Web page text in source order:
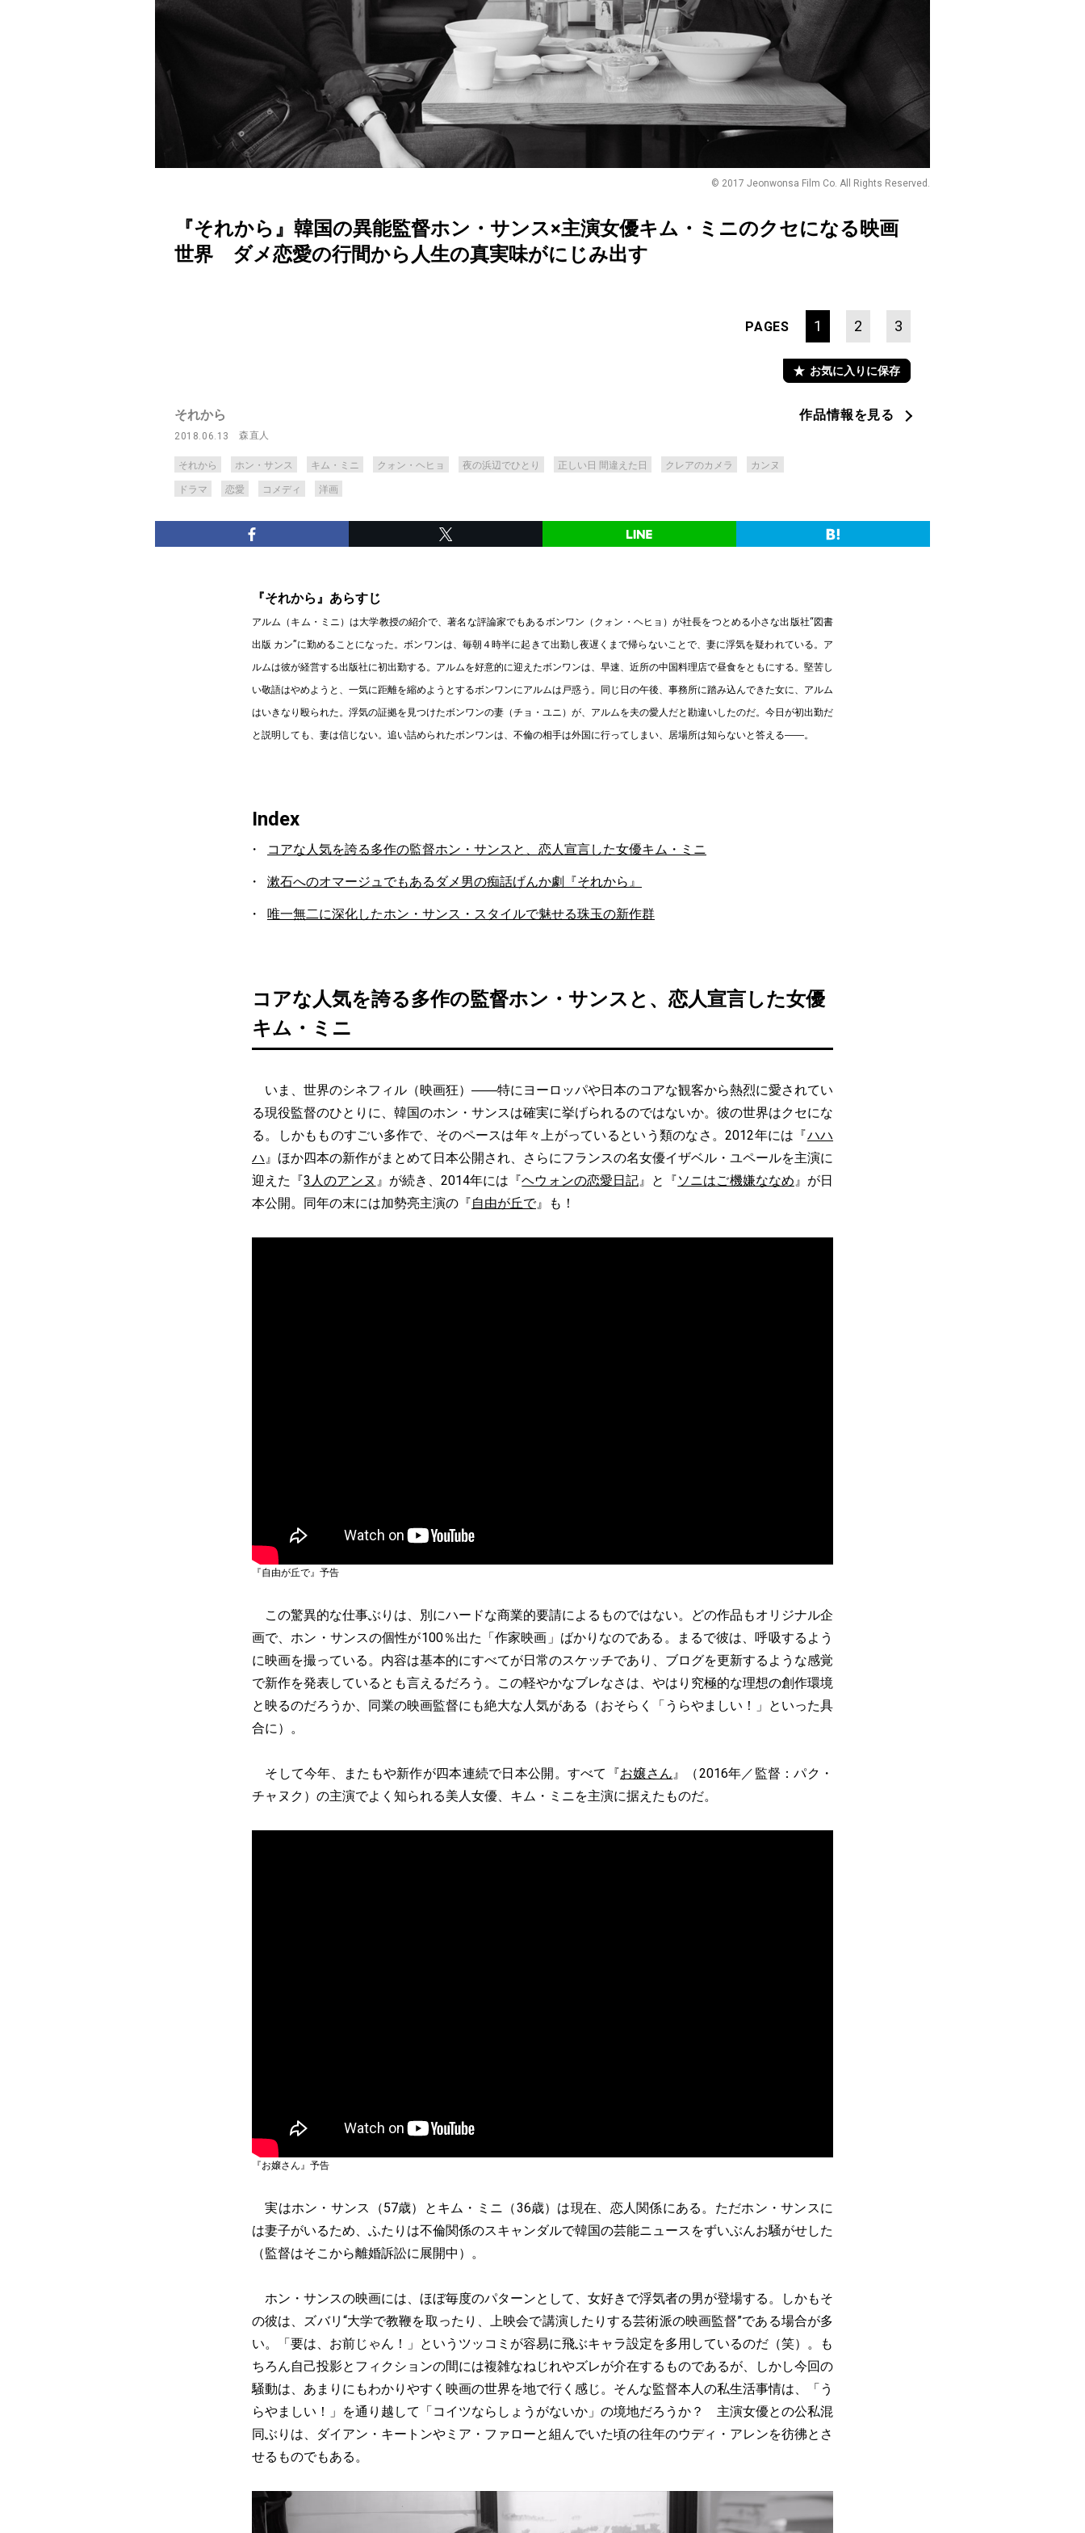
© 2017 Jeonwonsa Film Co. All Rights Reserved.
『それから』韓国の異能監督ホン・サンス×主演女優キム・ミニのクセになる映画
世界 ダメ恋愛の行間から人生の真実味がにじみ出す
PAGES 1 2 3
お気に入りに保存
それから
2018.06.13 森直人
それから ホン・サンス キム・ミニ クォン・ヘヒョ 夜の浜辺でひとり 正しい日 間違えた日 クレアのカメラ カンヌ
ドラマ 恋愛 コメディ 洋画
作品情報を見る
『それから』あらすじ
アルム（キム・ミニ）は大学教授の紹介で、著名な評論家でもあるボンワン（クォン・ヘヒョ）が社長をつとめる小さな出版社“図書
出版 カン”に勤めることになった。ボンワンは、毎朝４時半に起きて出勤し夜遅くまで帰らないことで、妻に浮気を疑われている。ア
ルムは彼が経営する出版社に初出勤する。アルムを好意的に迎えたボンワンは、早速、近所の中国料理店で昼食をともにする。堅苦し
い敬語はやめようと、一気に距離を縮めようとするボンワンにアルムは戸惑う。同じ日の午後、事務所に踏み込んできた女に、アルム
はいきなり殴られた。浮気の証拠を見つけたボンワンの妻（チョ・ユニ）が、アルムを夫の愛人だと勘違いしたのだ。今日が初出勤だ
と説明しても、妻は信じない。追い詰められたボンワンは、不倫の相手は外国に行ってしまい、居場所は知らないと答える――。
Index
コアな人気を誇る多作の監督ホン・サンスと、恋人宣言した女優キム・ミニ
漱石へのオマージュでもあるダメ男の痴話げんか劇『それから』
唯一無二に深化したホン・サンス・スタイルで魅せる珠玉の新作群
コアな人気を誇る多作の監督ホン・サンスと、恋人宣言した女優
キム・ミニ
いま、世界のシネフィル（映画狂）――特にヨーロッパや日本のコアな観客から熱烈に愛されてい
る現役監督のひとりに、韓国のホン・サンスは確実に挙げられるのではないか。彼の世界はクセにな
る。しかもものすごい多作で、そのペースは年々上がっているという類のなさ。2012年には『ハハ
ハ』ほか四本の新作がまとめて日本公開され、さらにフランスの名女優イザベル・ユペールを主演に
迎えた『3人のアンヌ 』が続き、2014年には『ヘウォンの恋愛日記』と『ソニはご機嫌ななめ』が日
本公開。同年の末には加勢亮主演の『自由が丘で』も！
『自由が丘で』予告
この驚異的な仕事ぶりは、別にハードな商業的要請によるものではない。どの作品もオリジナル企
画で、ホン・サンスの個性が100％出た「作家映画」ばかりなのである。まるで彼は、呼吸するよう
に映画を撮っている。内容は基本的にすべてが日常のスケッチであり、ブログを更新するような感覚
で新作を発表しているとも言えるだろう。この軽やかなブレなさは、やはり究極的な理想の創作環境
と映るのだろうか、同業の映画監督にも絶大な人気がある（おそらく「うらやましい！」といった具
合に）。
そして今年、またもや新作が四本連続で日本公開。すべて『お嬢さん』（2016年／監督：パク・
チャヌク）の主演でよく知られる美人女優、キム・ミニを主演に据えたものだ。
『お嬢さん』予告
実はホン・サンス（57歳）とキム・ミニ（36歳）は現在、恋人関係にある。ただホン・サンスに
は妻子がいるため、ふたりは不倫関係のスキャンダルで韓国の芸能ニュースをずいぶんお騒がせした
（監督はそこから離婚訴訟に展開中）。
ホン・サンスの映画には、ほぼ毎度のパターンとして、女好きで浮気者の男が登場する。しかもそ
の彼は、ズバリ“大学で教鞭を取ったり、上映会で講演したりする芸術派の映画監督”である場合が多
い。「要は、お前じゃん！」というツッコミが容易に飛ぶキャラ設定を多用しているのだ（笑）。も
ちろん自己投影とフィクションの間には複雑なねじれやズレが介在するものであるが、しかし今回の
騒動は、あまりにもわかりやすく映画の世界を地で行く感じ。そんな監督本人の私生活事情は、「う
らやましい！」を通り越して「コイツならしょうがないか」の境地だろうか？ 主演女優との公私混
同ぶりは、ダイアン・キートンやミア・ファローと組んでいた頃の往年のウディ・アレンを彷彿とさ
せるものでもある。